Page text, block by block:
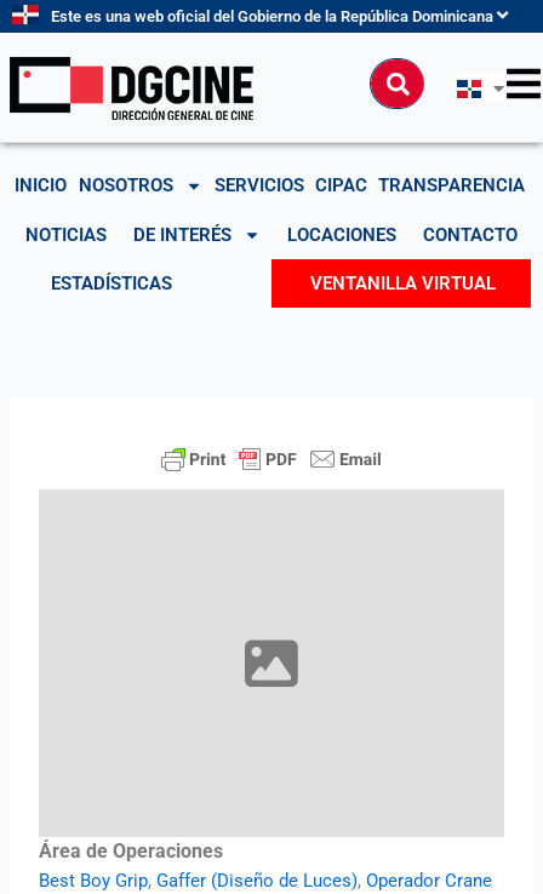
contenido
Este es una web oficial del Gobierno de la República Dominicana
Buscar
INICIO NOSOTROS SERVICIOS CIPAC TRANSPARENCIA
NOTICIAS DE INTERÉS LOCACIONES CONTACTO
ESTADÍSTICAS VENTANILLA VIRTUAL
Área de Operaciones
Best Boy Grip,Gaffer (Diseño de Luces),Operador Crane